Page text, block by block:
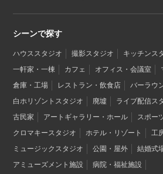
シーンで探す
ハウススタジオ 撮影スタジオ キッチンス
一軒家・一棟
カフェ オフィス・会議室
倉庫・工場
レストラン・飲食店
バーラウ
白ホリゾントスタジオ
廃墟 ライブ配信ス
古民家
アートギャラリー・ホール
スポー
クロマキースタジオ
ホテル・リゾート
工
ミュージックスタジオ
公園・屋外
結婚式
アミューズメント施設
病院・福祉施設